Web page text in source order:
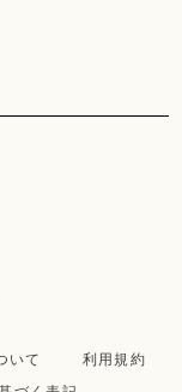
いて
利用規約